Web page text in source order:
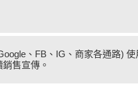
、FB、IG、商家各通路)
售宣傳。